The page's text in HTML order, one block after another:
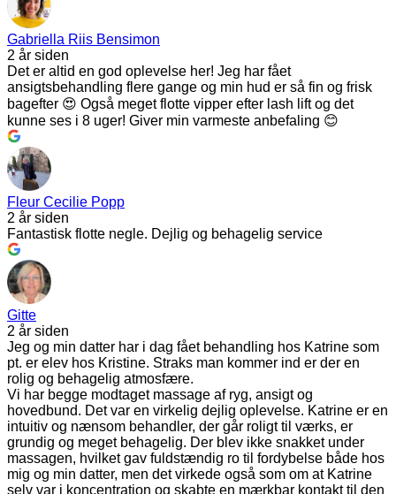
Gabriella Riis Bensimon
2 år siden
Det er altid en god oplevelse her! Jeg har fået
ansigtsbehandling flere gange og min hud er så fin og frisk
bagefter 😍 Også meget flotte vipper efter lash lift og det
kunne ses i 8 uger! Giver min varmeste anbefaling 😊
Fleur Cecilie Popp
2 år siden
Fantastisk flotte negle. Dejlig og behagelig service
Gitte
2 år siden
Jeg og min datter har i dag fået behandling hos Katrine som
pt. er elev hos Kristine. Straks man kommer ind er der en
rolig og behagelig atmosfære.
Vi har begge modtaget massage af ryg, ansigt og
hovedbund. Det var en virkelig dejlig oplevelse. Katrine er en
intuitiv og nænsom behandler, der går roligt til værks, er
grundig og meget behagelig. Der blev ikke snakket under
massagen, hvilket gav fuldstændig ro til fordybelse både hos
mig og min datter, men det virkede også som om at Katrine
selv var i koncentration og skabte en mærkbar kontakt til den